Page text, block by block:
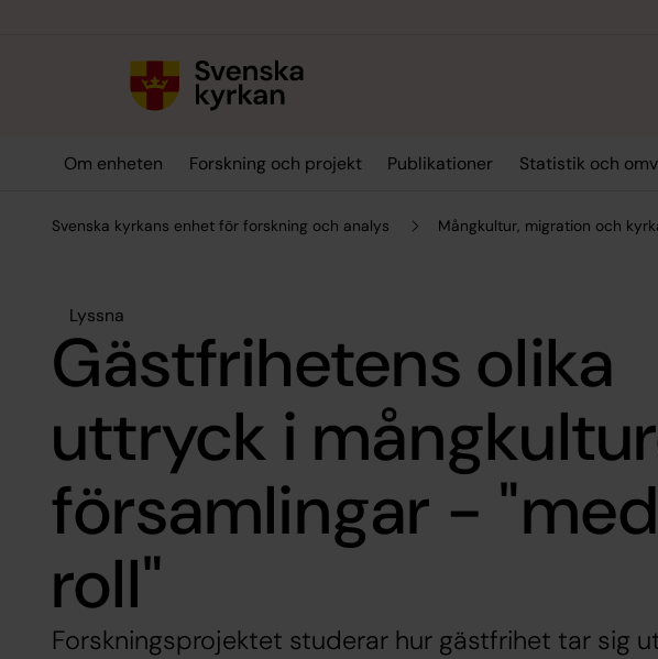
Om enheten Forskning och projekt Publikationer Statistik och
Svenska kyrkans enhet för forskning och analys Mångkultur, migration och
Lyssna
Gästfrihetens olika
uttryck i
församlingar -
roll"
Forskningsprojektet studerar hur gästfrihet tar sig